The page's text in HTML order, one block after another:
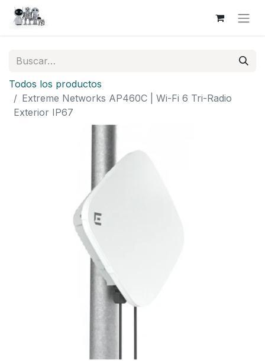
Todos los productos
Extreme Networks AP460C | Wi-Fi 6 Tri-Radio
Exterior IP67